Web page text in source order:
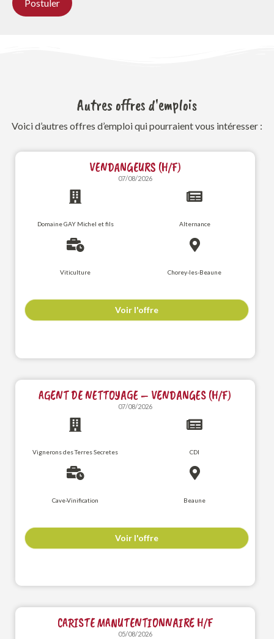
Autres offres d'emplois
Voici d’autres offres d’emploi qui pourraient vous intéresser :
VENDANGEURS (H/F)
07/08/2026
Domaine GAY Michel et fils Alternance
Viticulture Chorey-les-Beaune
Voir l'offre
AGENT DE NETTOYAGE – VENDANGES (H/F)
07/08/2026
Vignerons des Terres Secretes CDI
Cave-Vinification Beaune
Voir l'offre
CARISTE MANUTENTIONNAIRE H/F
05/08/2026